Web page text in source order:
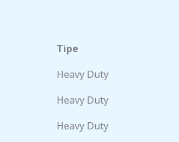
Tipe
Heavy Duty
Heavy Duty
Heavy Duty